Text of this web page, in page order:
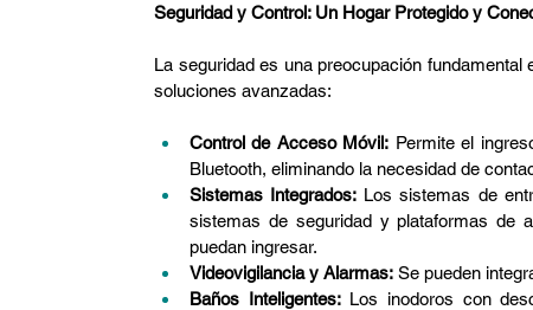
Seguridad y Control: Un Hogar Protegido y
La seguridad es una preocupación
soluciones avanzadas:
Control de Acceso Móvil: Permite el
Bluetooth, eliminando la necesidad de
Sistemas Integrados: Los sistemas de
sistemas de seguridad y plataformas de
puedan ingresar.
Videovigilancia y Alarmas: Se pueden
Baños Inteligentes: Los inodoros con